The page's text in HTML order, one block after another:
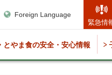
Foreign Language
緊急情
とやま食の安全・安心情報